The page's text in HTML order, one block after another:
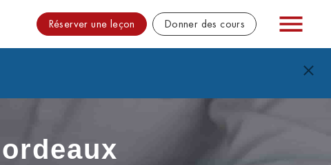
Réserver une leçon Donner des cours